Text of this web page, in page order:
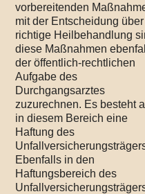
vorbereitenden
mit der Entscheidung
richtige Heilbehandlung
diese Maßnahmen
der öffentlich-rechtlichen
Aufgabe des
Durchgangsarztes
zuzurechnen. Es besteht
in diesem Bereich eine
Haftung des
Ebenfalls in den
Haftungsbereich des